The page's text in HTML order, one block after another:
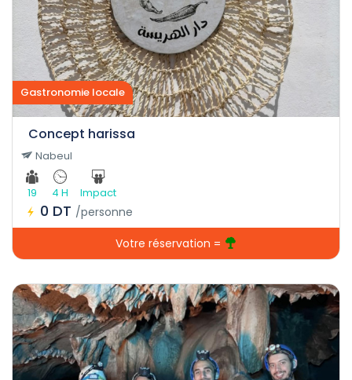
Gastronomie locale
Concept harissa
Nabeul
19 4 H Impact
0 DT /personne
Votre réservation =